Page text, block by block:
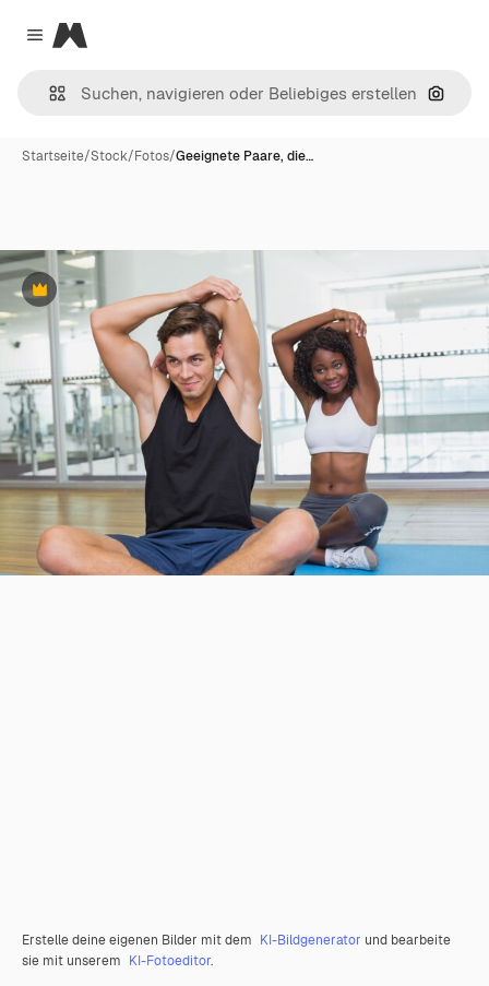
Close menu
Magnific
Nach
Startseite/Stock/Fotos/Geeignete Paare, die…
Premium
Erstelle deine eigenen Bilder mit dem KI-Bildgenerator und bearbeite
sie mit unserem KI-Fotoeditor.